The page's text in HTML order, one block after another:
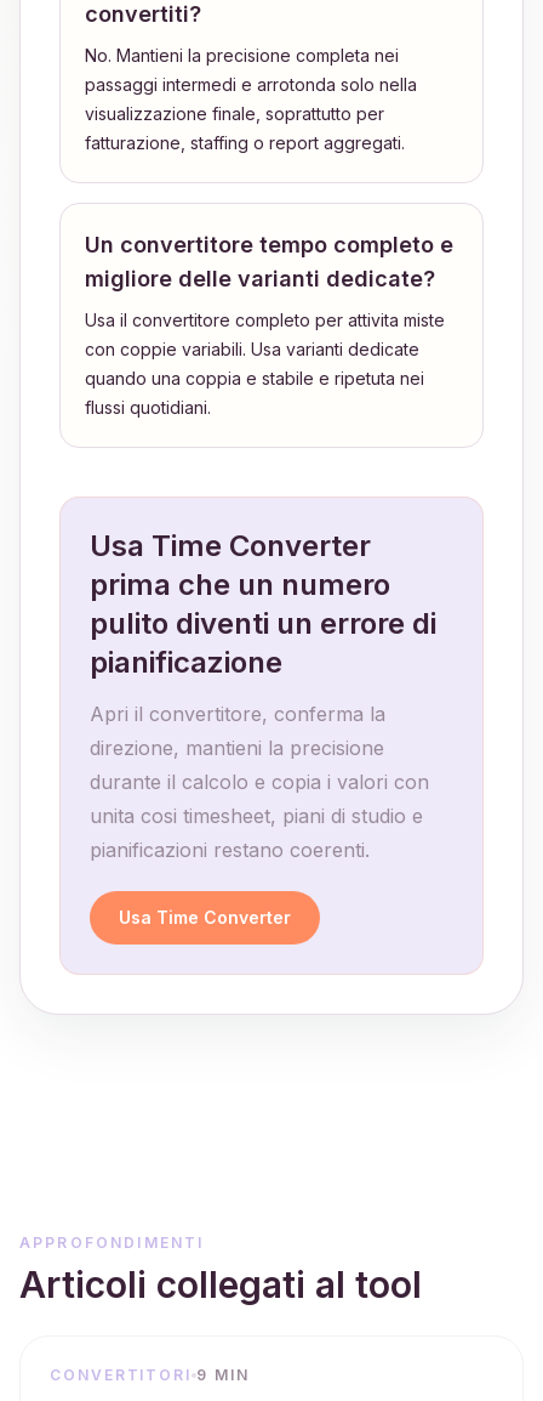
convertiti?
No. Mantieni la precisione completa nei
passaggi intermedi e arrotonda solo nella
visualizzazione finale, soprattutto per
fatturazione, staffing o report aggregati.
Un convertitore tempo completo e
migliore delle varianti dedicate?
Usa il convertitore completo per attivita miste
con coppie variabili. Usa varianti dedicate
quando una coppia e stabile e ripetuta nei
flussi quotidiani.
Usa Time Converter
prima che un numero
pulito diventi un errore di
pianificazione
Apri il convertitore, conferma la
direzione, mantieni la precisione
durante il calcolo e copia i valori con
unita cosi timesheet, piani di studio e
pianificazioni restano coerenti.
Usa Time Converter
APPROFONDIMENTI
Articoli collegati al tool
CONVERTITORI 9 MIN